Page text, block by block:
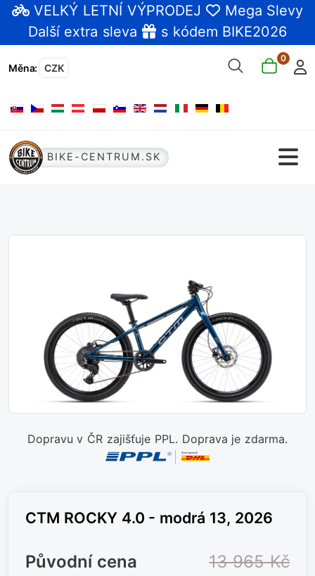
VELKÝ LETNÍ VÝPRODEJ
Mega Slevy
Další extra sleva
s kódem BIKE2026
Měna: CZK
0
Zvolte jazyk
BIKE-CENTRUM.SK
Dopravu v ČR zajišťuje PPL. Doprava je zdarma.
CTM ROCKY 4.0 - modrá 13, 2026
Původní cena
13 965 Kč